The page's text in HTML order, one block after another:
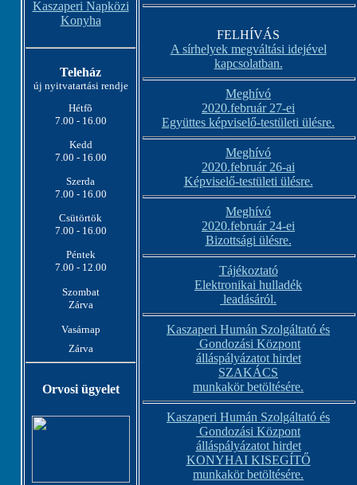
Kaszaperi Napközi
Konyha
Teleház
új nyitvatartási rendje
Hétfõ
7.00 - 16.00
Kedd
7.00 - 16.00
Szerda
7.00 - 16.00
Csütörtök
7.00 - 16.00
Péntek
7.00 - 12.00
Szombat
Zárva
Vasárnap
Zárva
Orvosi ügyelet
FELHÍVÁS
A sírhelyek megváltási idejével
kapcsolatban.
Meghívó
2020.február 27-ei
Együttes képviselő-testületi ülésre.
Meghívó
2020.február 26-ai
Képviselő-testületi ülésre.
Meghívó
2020.február 24-ei
Bizottsági ülésre.
Tájékoztató
Elektronikai hulladék
leadásáról.
Kaszaperi Humán Szolgáltató és
Gondozási Központ
álláspályázatot hirdet
SZAKÁCS
munkakör betöltésére.
Kaszaperi Humán Szolgáltató és
Gondozási Központ
álláspályázatot hirdet
KONYHAI KISEGÍTŐ
munkakör betöltésére.